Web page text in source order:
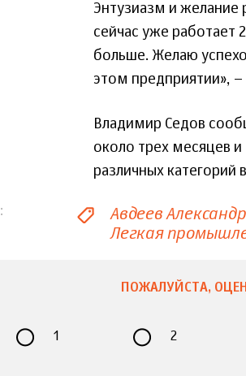
Энтузиазм и желание
сейчас уже работает
больше. Желаю
этом предприятии», –
Владимир Седов
около трех месяцев
различных категорий
Авдеев Александр
Легкая
ПОЖАЛУЙСТА,
1 2